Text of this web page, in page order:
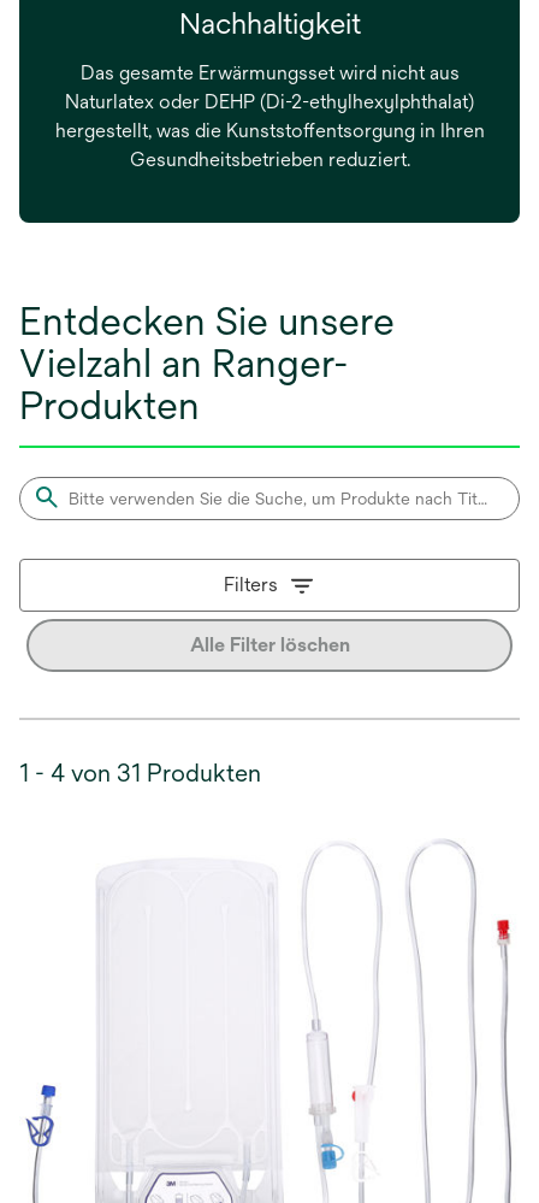
Nachhaltigkeit
Das gesamte Erwärmungsset wird nicht aus
Naturlatex oder DEHP (Di-2-ethylhexylphthalat)
hergestellt, was die Kunststoffentsorgung in Ihren
Gesundheitsbetrieben reduziert.
Entdecken Sie unsere
Vielzahl an Ranger-
Produkten
Filters
Alle Filter löschen
1 - 4 von 31 Produkten